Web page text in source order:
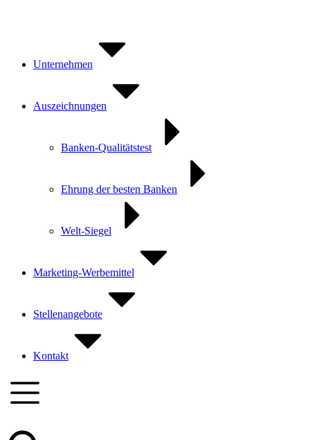
Unternehmen
Auszeichnungen
Banken-Qualitätstest
Ehrung der besten Banken
Welt-Siegel
Marketing-Werbemittel
Stellenangebote
Kontakt